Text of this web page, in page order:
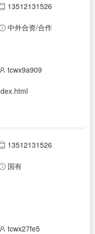
13512131526
中外合资/合作
tcwx9a909
13512131526
国有
tcwx27fe5